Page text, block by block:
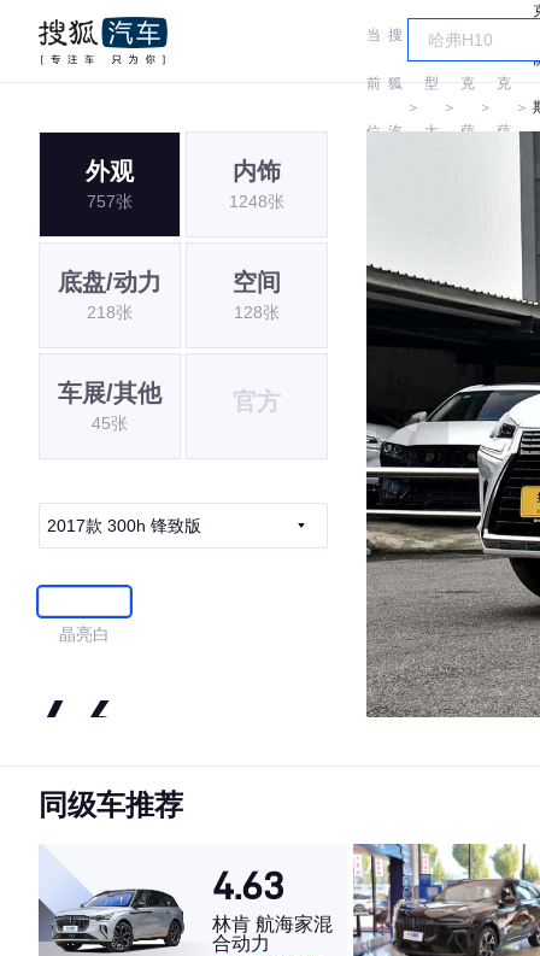
当
前
位
搜
狐
汽
＞
车
型
大
＞
雷
克
萨
＞
克
萨
＞
外观
757张
内饰
1248张
底盘/动力
218张
空间
128张
车展/其他
45张
官方
2017款 300h 锋致版
晶亮白
4.6
·外观表现较为优秀，优于81%同级车
·空间表现一般，低于90%同级车
同级车推荐
4.63
林肯 航海家混
合动力